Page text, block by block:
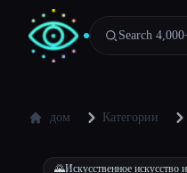
Search
дом Категории
🌄Искусственное искусство